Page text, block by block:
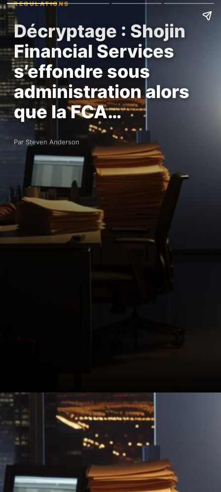
REGULATIONS
Décryptage : Shojin
Financial Services
s’effondre sous
administration alors
que la FCA…
Par Steven Anderson